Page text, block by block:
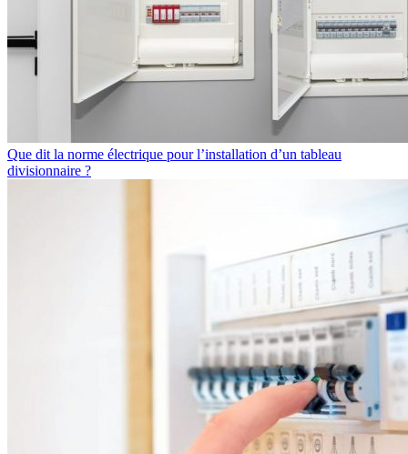
Que dit la norme électrique pour l’installation d’un tableau
divisionnaire ?